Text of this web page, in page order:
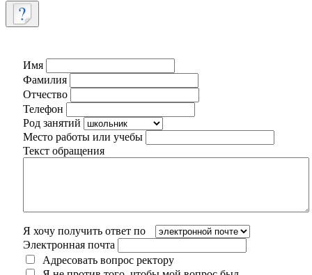
Имя
Фамилия
Отчество
Телефон
Род занятий
Место работы или учебы
Текст обращения
Я хочу получить ответ по
Электронная почта
Адресовать вопрос ректору